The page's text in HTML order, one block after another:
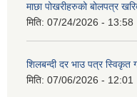
माछा पोखरीहरुको बोलपत्र
मिति: 07/24/2026 - 13:58
शिलबन्दी दर भाउ पत्र
मिति: 07/06/2026 - 12:01